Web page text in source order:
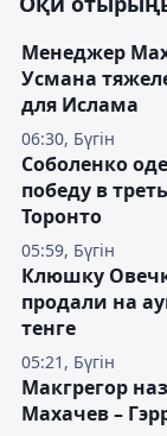
06:30, Бүгін
Менеджер
Усмана
для Ислама
05:59, Бүгін
Соболенко
победу в
Торонто
05:21, Бүгін
Клюшку
продали на
тенге
Макгрегор
Махачев –